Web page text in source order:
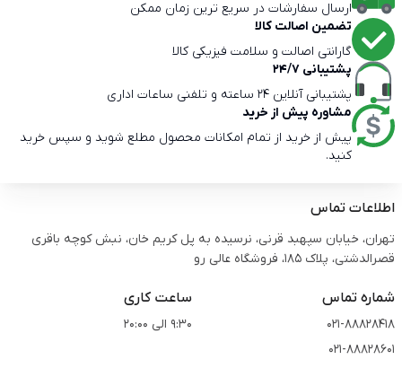
ارسال سفارشات در سریع ترین زمان ممکن
تضمین اصالت کالا
گارانتی اصالت و سلامت فیزیکی کالا
پشتیبانی 24/7
پشتیبانی آنلاین 24 ساعته و تلفنی ساعات اداری
مشاوره پیش از خرید
پیش از خرید از تمام امکانات محصول مطلع شوید و سپس خرید
کنید.
اطلاعات تماس
تهران، خیابان سپهبد قرنی، نرسیده به پل کریم خان، نبش کوچه باقری
قصرالدشتی،‌ پلاک 185، فروشگاه عالی رو
شماره تماس
021-88828418
021-88828601
ساعت کاری
9:30 الی 20:00